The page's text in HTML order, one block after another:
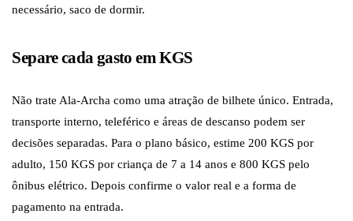
necessário, saco de dormir.
Separe cada gasto em KGS
Não trate Ala-Archa como uma atração de bilhete único. Entrada,
transporte interno, teleférico e áreas de descanso podem ser
decisões separadas. Para o plano básico, estime 200 KGS por
adulto, 150 KGS por criança de 7 a 14 anos e 800 KGS pelo
ônibus elétrico. Depois confirme o valor real e a forma de
pagamento na entrada.